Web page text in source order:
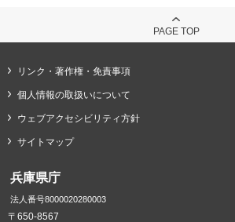
PAGE TOP
リンク・著作権・免責事項
個人情報の取扱いについて
ウェブアクセシビリティ方針
サイトマップ
兵庫県庁
法人番号8000020280003
〒650-8567